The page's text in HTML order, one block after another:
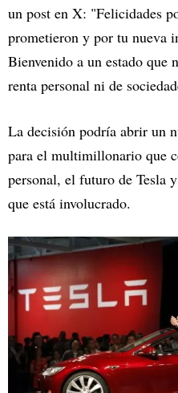
un post en X: "Felicidades
prometieron y por tu nueva
Bienvenido a un estado que
renta personal ni de
La decisión podría abrir un
para el multimillonario que
personal, el futuro de Tesla
que está involucrado.